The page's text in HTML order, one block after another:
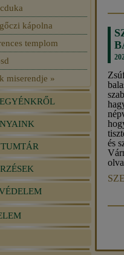
kápolna
templom
miserendje »
és